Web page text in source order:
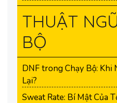
THUẬT
BỘ
DNF trong Chạy Bộ: Khi
Lại?
Sweat Rate: Bí Mật Của